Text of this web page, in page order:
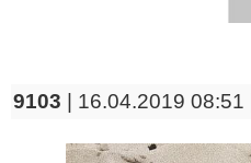
9103 | 16.04.2019 08:51 |